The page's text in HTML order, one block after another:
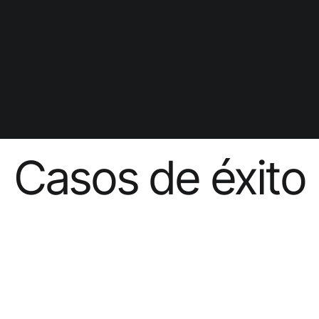
Casos de éxito